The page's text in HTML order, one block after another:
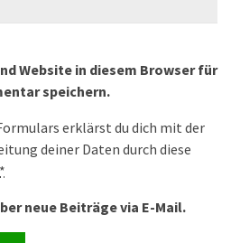
Website in diesem Browser für
speichern.
erklärst du dich mit der
deiner Daten durch diese
*
neue Beiträge via E-Mail.